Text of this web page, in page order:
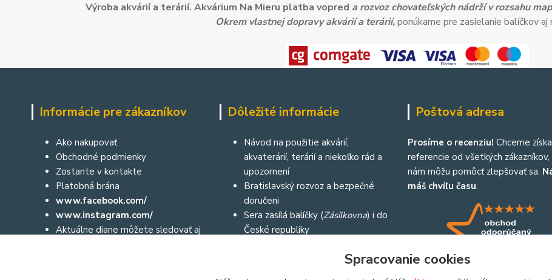
Výroba akvárií a terárií. Akvárium Na Mieru platba vopred a rozvoz chovateľských nádrží v rozsahu
Okrem vlastnej dopravy akvárií a terárií,ponúkame pre zasielanie balíčkov aj
Informácie pre zákazníkov
Ako nakupovať
Obchodné podmienky
Zostante v kontakte
Platobná brána
www.facebook.com/
www.instagram.com/
Aktuálne diane môžete sledovať aj
Dôležité informácie
Návod na použitie akvárií,
akvaterárií, terárií a niekoľko rád a
upozornení
Bratislavský rozvoz a bezpečné
doručeni
Sera zasílá balíčky (Zásilkovna) i do
České republiky
Poštová adresa
Prosíme o recenziu! Chceme
referencie od všetkých
nám môžu pomôcť zlepšovať sa.
máš chvíľu času.
Spracovanie cookies